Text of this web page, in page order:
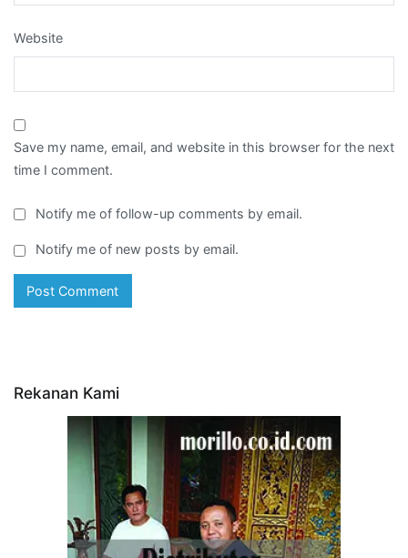
Website
Save my name, email, and website in this browser for the next
time I comment.
Notify me of follow-up comments by email.
Notify me of new posts by email.
Rekanan Kami